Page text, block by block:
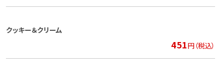
クッキー＆クリーム
451円（税込）